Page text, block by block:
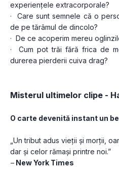
experiențele extracorporale?
·  Care sunt semnele că o
de pe tărâmul de dincolo?
·  De ce acoperim mereu
·  Cum pot trăi fără frica de
durerea pierderii cuiva drag?
Misterul ultimelor clipe -
O carte devenită instant un
„Un tribut adus vieții și morții,
dar și celor rămași printre noi.”
– New York Times